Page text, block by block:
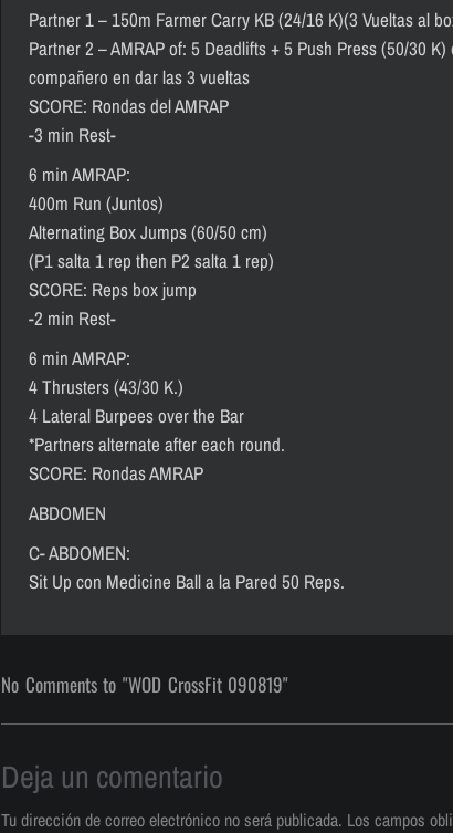
Partner 1 – 150m Farmer Carry KB (24/16 K)(3 Vueltas al
Partner 2 – AMRAP of: 5 Deadlifts + 5 Push Press (50/30
compañero en dar las 3 vueltas
SCORE: Rondas del AMRAP
-3 min Rest-
6 min AMRAP:
400m Run (Juntos)
Alternating Box Jumps (60/50 cm)
(P1 salta 1 rep then P2 salta 1 rep)
SCORE: Reps box jump
-2 min Rest-
6 min AMRAP:
4 Thrusters (43/30 K.)
4 Lateral Burpees over the Bar
*Partners alternate after each round.
SCORE: Rondas AMRAP
ABDOMEN
C- ABDOMEN:
Sit Up con Medicine Ball a la Pared 50 Reps.
No Comments to "WOD CrossFit 090819"
Deja un comentario
Tu dirección de correo electrónico no será publicada. Los campos